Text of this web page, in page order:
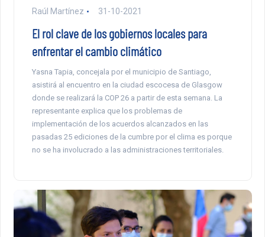
Raúl Martínez 31-10-2021
El rol clave de los gobiernos locales para
enfrentar el cambio climático
Yasna Tapia, concejala por el municipio de Santiago,
asistirá al encuentro en la ciudad escocesa de Glasgow
donde se realizará la COP 26 a partir de esta semana. La
representante explica que los problemas de
implementación de los acuerdos alcanzados en las
pasadas 25 ediciones de la cumbre por el clima es porque
no se ha involucrado a las administraciones territoriales.